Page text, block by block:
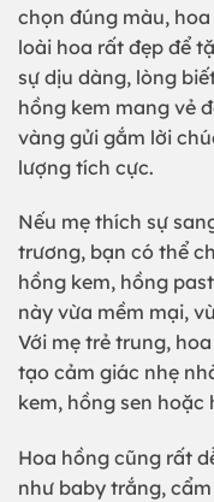
chọn đúng màu,
loài hoa rất đẹp để
sự dịu dàng, lòng
hồng kem mang vẻ
vàng gửi gắm lời
lượng tích cực.
Nếu mẹ thích sự
trương, bạn có thể
hồng kem, hồng
này vừa mềm mại,
Với mẹ trẻ trung,
tạo cảm giác nhẹ
kem, hồng sen hoặc
Hoa hồng cũng rất
như baby trắng,